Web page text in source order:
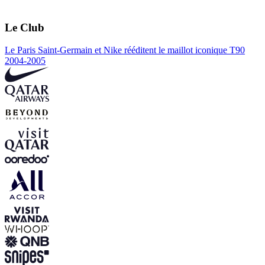
Le Club
Le Paris Saint-Germain et Nike rééditent le maillot iconique T90
2004-2005